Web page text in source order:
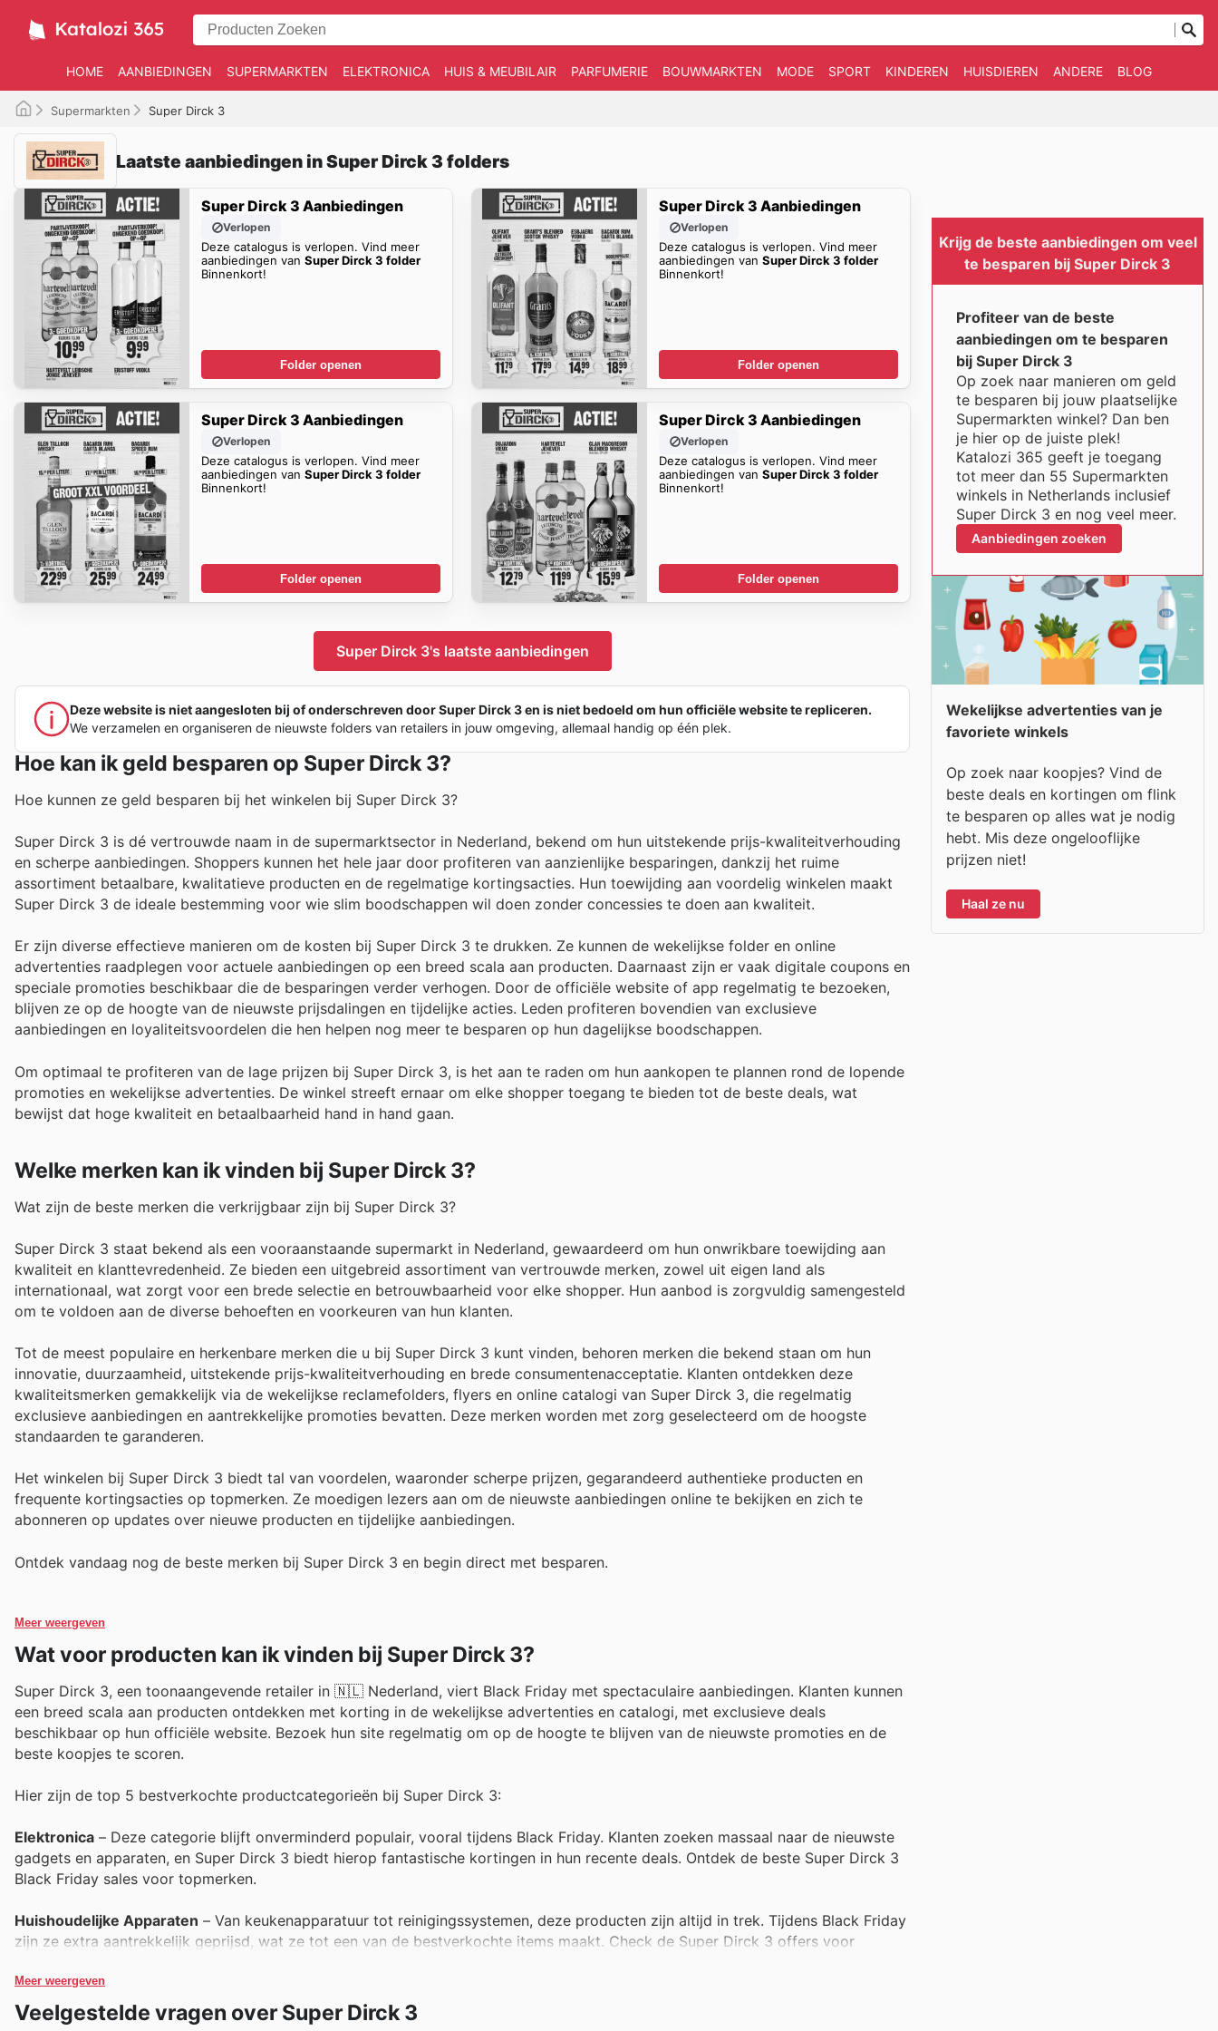
HOME AANBIEDINGEN SUPERMARKTEN ELEKTRONICA HUIS & MEUBILAIR PARFUMERIE BOUWMARKTEN MODE SPORT KINDEREN HUISDIEREN ANDERE BLOG
Supermarkten Super Dirck 3
Laatste aanbiedingen in Super Dirck 3 folders
Super Dirck 3 Aanbiedingen
Verlopen
Deze catalogus is verlopen. Vind meer
aanbiedingen van Super Dirck 3 folder
Binnenkort!
Folder openen
Super Dirck 3 Aanbiedingen
Verlopen
Deze catalogus is verlopen. Vind meer
aanbiedingen vanSuper Dirck 3 folder
Binnenkort!
Folder openen
Super Dirck 3 Aanbiedingen
Verlopen
Deze catalogus is verlopen. Vind meer
aanbiedingen van Super Dirck 3 folder
Binnenkort!
Folder openen
Super Dirck 3 Aanbiedingen
Verlopen
Deze catalogus is verlopen. Vind meer
aanbiedingen vanSuper Dirck 3 folder
Binnenkort!
Folder openen
Super Dirck 3's laatste aanbiedingen
Deze website is niet aangesloten bij of onderschreven door Super Dirck 3 en is niet bedoeld om hun officiële website te repliceren.
We verzamelen en organiseren de nieuwste folders van retailers in jouw omgeving, allemaal handig op één plek.
Hoe kan ik geld besparen op Super Dirck 3?
Hoe kunnen ze geld besparen bij het winkelen bij Super Dirck 3?
Super Dirck 3 is dé vertrouwde naam in de supermarktsector in Nederland, bekend om hun uitstekende prijs-kwaliteitverhouding
en scherpe aanbiedingen. Shoppers kunnen het hele jaar door profiteren van aanzienlijke besparingen, dankzij het ruime
assortiment betaalbare, kwalitatieve producten en de regelmatige kortingsacties. Hun toewijding aan voordelig winkelen maakt
Super Dirck 3 de ideale bestemming voor wie slim boodschappen wil doen zonder concessies te doen aan kwaliteit.
Er zijn diverse effectieve manieren om de kosten bij Super Dirck 3 te drukken. Ze kunnen de wekelijkse folder en online
advertenties raadplegen voor actuele aanbiedingen op een breed scala aan producten. Daarnaast zijn er vaak digitale coupons en
speciale promoties beschikbaar die de besparingen verder verhogen. Door de officiële website of app regelmatig te bezoeken,
blijven ze op de hoogte van de nieuwste prijsdalingen en tijdelijke acties. Leden profiteren bovendien van exclusieve
aanbiedingen en loyaliteitsvoordelen die hen helpen nog meer te besparen op hun dagelijkse boodschappen.
Om optimaal te profiteren van de lage prijzen bij Super Dirck 3, is het aan te raden om hun aankopen te plannen rond de lopende
promoties en wekelijkse advertenties. De winkel streeft ernaar om elke shopper toegang te bieden tot de beste deals, wat
bewijst dat hoge kwaliteit en betaalbaarheid hand in hand gaan.
Welke merken kan ik vinden bij Super Dirck 3?
Wat zijn de beste merken die verkrijgbaar zijn bij Super Dirck 3?
Super Dirck 3 staat bekend als een vooraanstaande supermarkt in Nederland, gewaardeerd om hun onwrikbare toewijding aan
kwaliteit en klanttevredenheid. Ze bieden een uitgebreid assortiment van vertrouwde merken, zowel uit eigen land als
internationaal, wat zorgt voor een brede selectie en betrouwbaarheid voor elke shopper. Hun aanbod is zorgvuldig samengesteld
om te voldoen aan de diverse behoeften en voorkeuren van hun klanten.
Tot de meest populaire en herkenbare merken die u bij Super Dirck 3 kunt vinden, behoren merken die bekend staan om hun
innovatie, duurzaamheid, uitstekende prijs-kwaliteitverhouding en brede consumentenacceptatie. Klanten ontdekken deze
kwaliteitsmerken gemakkelijk via de wekelijkse reclamefolders, flyers en online catalogi van Super Dirck 3, die regelmatig
exclusieve aanbiedingen en aantrekkelijke promoties bevatten. Deze merken worden met zorg geselecteerd om de hoogste
standaarden te garanderen.
Het winkelen bij Super Dirck 3 biedt tal van voordelen, waaronder scherpe prijzen, gegarandeerd authentieke producten en
frequente kortingsacties op topmerken. Ze moedigen lezers aan om de nieuwste aanbiedingen online te bekijken en zich te
abonneren op updates over nieuwe producten en tijdelijke aanbiedingen.
Ontdek vandaag nog de beste merken bij Super Dirck 3 en begin direct met besparen.
Meer weergeven
Wat voor producten kan ik vinden bij Super Dirck 3?
Super Dirck 3, een toonaangevende retailer in 🇳🇱 Nederland, viert Black Friday met spectaculaire aanbiedingen. Klanten kunnen
een breed scala aan producten ontdekken met korting in de wekelijkse advertenties en catalogi, met exclusieve deals
beschikbaar op hun officiële website. Bezoek hun site regelmatig om op de hoogte te blijven van de nieuwste promoties en de
beste koopjes te scoren.
Hier zijn de top 5 bestverkochte productcategorieën bij Super Dirck 3:
Elektronica – Deze categorie blijft onverminderd populair, vooral tijdens Black Friday. Klanten zoeken massaal naar de nieuwste
gadgets en apparaten, en Super Dirck 3 biedt hierop fantastische kortingen in hun recente deals. Ontdek de beste Super Dirck 3
Black Friday sales voor topmerken.
Huishoudelijke Apparaten – Van keukenapparatuur tot reinigingssystemen, deze producten zijn altijd in trek. Tijdens Black Friday
zijn ze extra aantrekkelijk geprijsd, wat ze tot een van de bestverkochte items maakt. Check de Super Dirck 3 offers voor
Kleding en Mode– Met de feestdagen in aantocht is dit een essentieel producttype. De wekelijkse advertenties van Super Dirck
3 staan bol van de modieuze aanbiedingen, waardoor ze tijdens Black Friday een enorme bestseller zijn. Vind geweldige Super
Meer weergeven
Veelgestelde vragen over Super Dirck 3
Krijg de beste aanbiedingen om veel
te besparen bij Super Dirck 3
Profiteer van de beste
aanbiedingen om te besparen
bij Super Dirck 3
Op zoek naar manieren om geld
te besparen bij jouw plaatselijke
Supermarkten winkel? Dan ben
je hier op de juiste plek!
Katalozi 365 geeft je toegang
tot meer dan 55 Supermarkten
winkels in Netherlands inclusief
Super Dirck 3 en nog veel meer.
Aanbiedingen zoeken
Wekelijkse advertenties van je
favoriete winkels
Op zoek naar koopjes? Vind de
beste deals en kortingen om flink
te besparen op alles wat je nodig
hebt. Mis deze ongelooflijke
prijzen niet!
Haal ze nu